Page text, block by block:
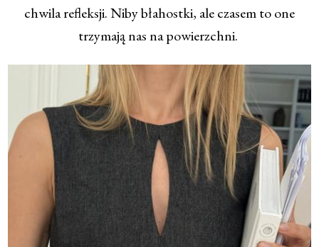
chwila refleksji. Niby błahostki, ale czasem to one
trzymają nas na powierzchni.